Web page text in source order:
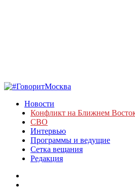
Новости
Конфликт на Ближнем
СВО
Интервью
Программы и ведущие
Сетка вещания
Редакция